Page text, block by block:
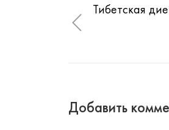
Тибетская
Добавить